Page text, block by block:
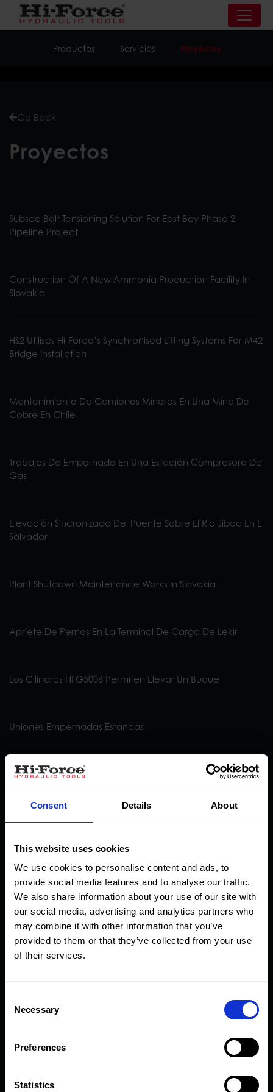
Consent Details About
This website uses cookies
We use cookies to personalise content and ads, to
provide social media features and to analyse our traffic.
We also share information about your use of our site with
our social media, advertising and analytics partners who
may combine it with other information that you’ve
provided to them or that they’ve collected from your use
of their services.
Selection
Necessary
Preferences
Statistics
Productos Servicios Proyectos
Go Back
Proyectos
Subsea Bolt Tensioning Solution For East Bay Phase 2
Pipeline Project
Construction Of A New Ammonia Production Facility In
Slovakia
HS2 Utilises Hi-Force’s Synchronised Lifting Systems For M42
Bridge Installation
Mantenimiento De Camiones Mineros En Una Mina De
Cobre En Chile
Trabajos De Empernado En Una Estación Compresora De
Gas
Elevación Sincronizada Del Puente Sobre El Rio Jiboa En El
Salvador
Plant Shutdown Maintenance Works In Slovakia
Apriete De Pernos En La Terminal De Carga De Lekir
Los Cilindros HFG5006 Permiten Elevar Un Buque
Uniones Empernadas Estancas
Rehabilitación De Un Puente En Zona De Mareas Altas En
Tensionado De Pernos En Kuwait
Proyecto Del Túnel Tideway Del Támesis
Cilindros A Medida De 1012 Toneladas De Capacidad